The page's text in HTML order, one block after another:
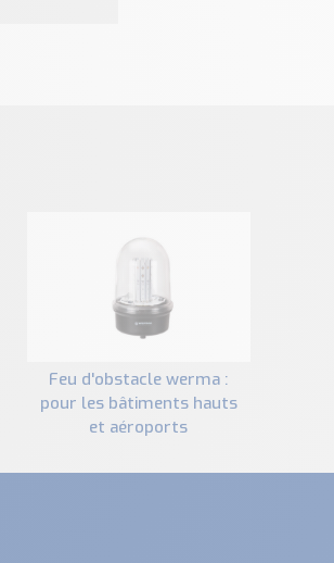
feu d'obstacle werma :
pour les bâtiments hauts
et aéroports